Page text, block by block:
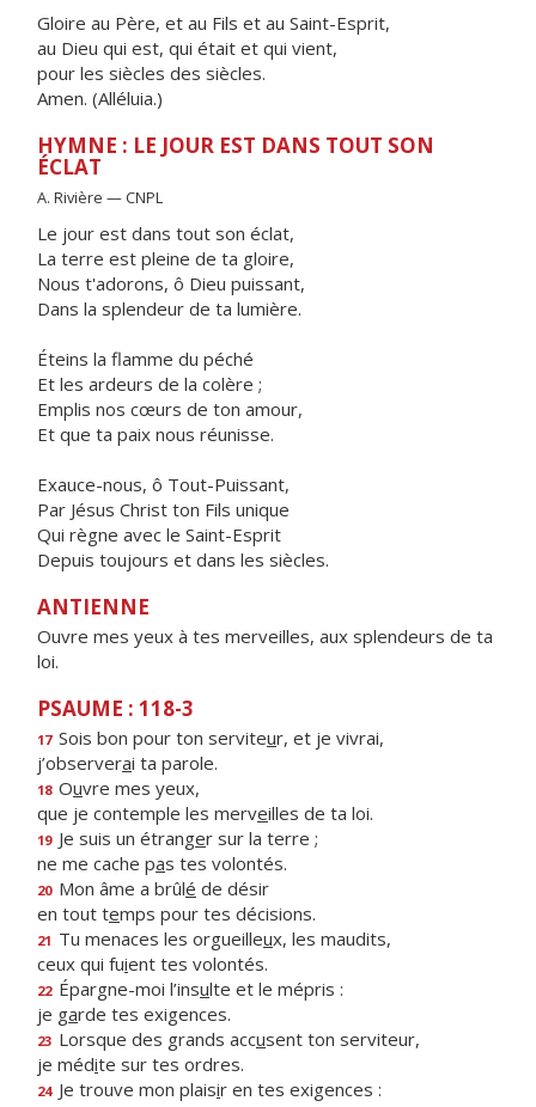
Gloire au Père, et au Fils et au Saint-Esprit,
au Dieu qui est, qui était et qui vient,
pour les siècles des siècles.
Amen. (Alléluia.)
HYMNE : LE JOUR EST DANS TOUT SON
ÉCLAT
A. Rivière — CNPL
Le jour est dans tout son éclat,
La terre est pleine de ta gloire,
Nous t'adorons, ô Dieu puissant,
Dans la splendeur de ta lumière.
Éteins la flamme du péché
Et les ardeurs de la colère ;
Emplis nos cœurs de ton amour,
Et que ta paix nous réunisse.
Exauce-nous, ô Tout-Puissant,
Par Jésus Christ ton Fils unique
Qui règne avec le Saint-Esprit
Depuis toujours et dans les siècles.
ANTIENNE
Ouvre mes yeux à tes merveilles, aux splendeurs de ta
loi.
PSAUME : 118-3
17 Sois bon pour ton serviteur, et je vivrai,
j’observerai ta parole.
18 Ouvre mes yeux,
que je contemple les merveilles de ta loi.
19 Je suis un étranger sur la terre ;
ne me cache pas tes volontés.
20 Mon âme a brûlé de désir
en tout temps pour tes décisions.
21 Tu menaces les orgueilleux, les maudits,
ceux qui fuient tes volontés.
22 Épargne-moi l’insulte et le mépris :
je garde tes exigences.
23 Lorsque des grands accusent ton serviteur,
je médite sur tes ordres.
24 Je trouve mon plaisir en tes exigences :